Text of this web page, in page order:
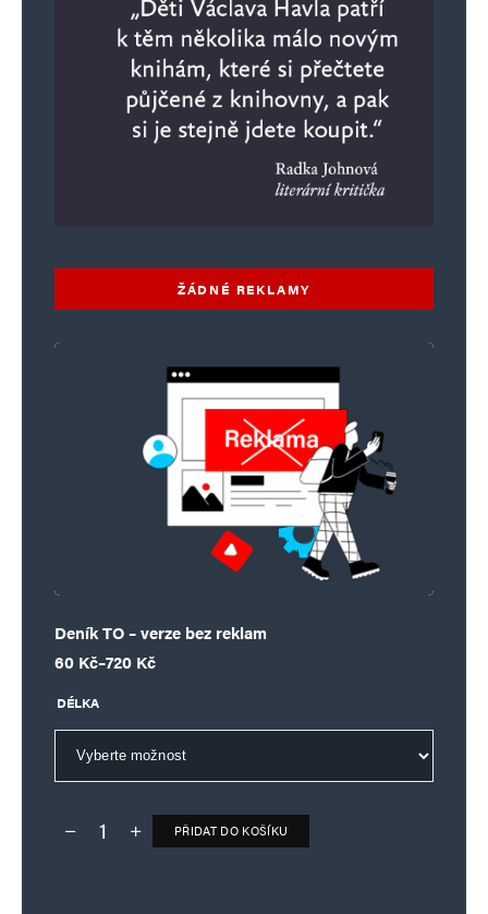
ŽÁDNÉ REKLAMY
Deník TO – verze bez reklam
60 Kč–720 Kč
Rozpětí cen: 60 Kč až 720 Kč
DÉLKA
Deník TO – verze bez reklam množství
PŘIDAT DO KOŠÍKU